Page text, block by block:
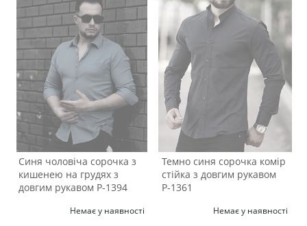
Синя чоловіча сорочка з
кишенею на грудях з
довгим рукавом Р-1394
Немає у наявності
Темно синя сорочка комір
стійка з довгим рукавом
Р-1361
Немає у наявності